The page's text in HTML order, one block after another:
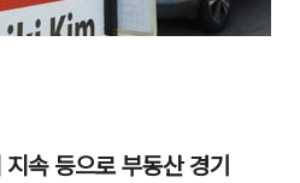
속 등으로 부동산 경기